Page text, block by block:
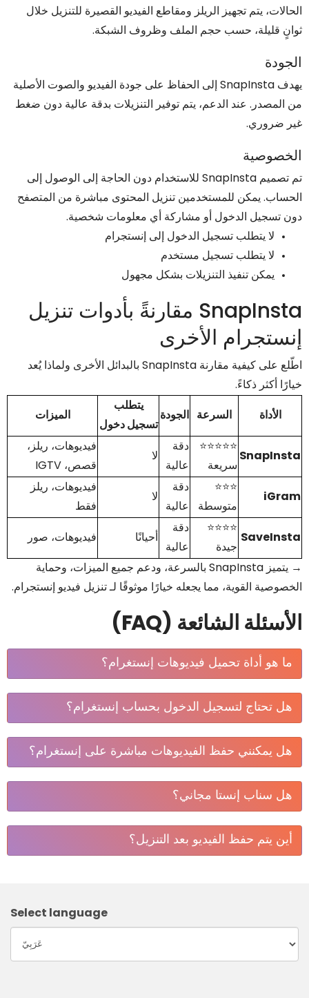
الحالات، يتم تجهيز الريلز ومقاطع الفيديو القصيرة للتنزيل خلال
ثوانٍ قليلة، حسب حجم الملف وظروف الشبكة.
الجودة
يهدف SnapInsta إلى الحفاظ على جودة الفيديو والصوت الأصلية
من المصدر. عند الدعم، يتم توفير التنزيلات بدقة عالية دون ضغط
غير ضروري.
الخصوصية
تم تصميم SnapInsta للاستخدام دون الحاجة إلى الوصول إلى
الحساب. يمكن للمستخدمين تنزيل المحتوى مباشرة من المتصفح
دون تسجيل الدخول أو مشاركة أي معلومات شخصية.
لا يتطلب تسجيل الدخول إلى إنستجرام
لا يتطلب تسجيل مستخدم
يمكن تنفيذ التنزيلات بشكل مجهول
SnapInsta مقارنةً بأدوات تنزيل
إنستجرام الأخرى
اطّلع على كيفية مقارنة SnapInsta بالبدائل الأخرى ولماذا يُعد
خيارًا أكثر ذكاءً.
الأداة السرعة الجودة
يتطلب
تسجيل دخول
الميزات
SnapInsta
⭐⭐⭐⭐⭐
سريعة
دقة
عالية
لا
فيديوهات، ريلز،
قصص، IGTV
iGram
⭐⭐⭐
متوسطة
دقة
عالية
لا
فيديوهات، ريلز
فقط
SaveInsta
⭐⭐⭐⭐
جيدة
دقة
عالية
أحيانًا فيديوهات، صور
→ يتميز SnapInsta بالسرعة، ودعم جميع الميزات، وحماية
الخصوصية القوية، مما يجعله خيارًا موثوقًا لـ تنزيل فيديو إنستجرام.
الأسئلة الشائعة (FAQ)
ما هو أداة تحميل فيديوهات إنستغرام؟
إنها أداة عبر الإنترنت تتيح لك تنزيل صور إنستغرام، الفيديوهات،
وفيديوهات IGTV. في حال احتجت لاستخدامها لاحقًا. سناب
إنستا هي أفضل أداة للتحميل من إنستغرام.
هل تحتاج لتسجيل الدخول بحساب إنستغرام؟
لا، لست بحاجة لتسجيل الدخول إلى حسابك. سناب إنستا لا
يطلب أي معلومات منك، لذا يمكنك التحميل بأمان وبشكل
مجهول.
هل يمكنني حفظ الفيديوهات مباشرة على إنستغرام؟
للأسف،إنستغراملا يسمح لكبتنزيل الفيديوهاتمن الخلاصة أو
من قصص المستخدمين الآخرين. لكن لحسن الحظ لديك سناب
إنستا، فقط زر موقعنا:SnapInstaواتبع التعليمات.
هل سناب إنستا مجاني؟
نعم، مجاني 100% وبدون حدود.
أين يتم حفظ الفيديو بعد التنزيل؟
الخلاصة
إذا كنت تبحث عن طريقة موثوقة لـتحميل فيديوهات إنستغرام
Select language